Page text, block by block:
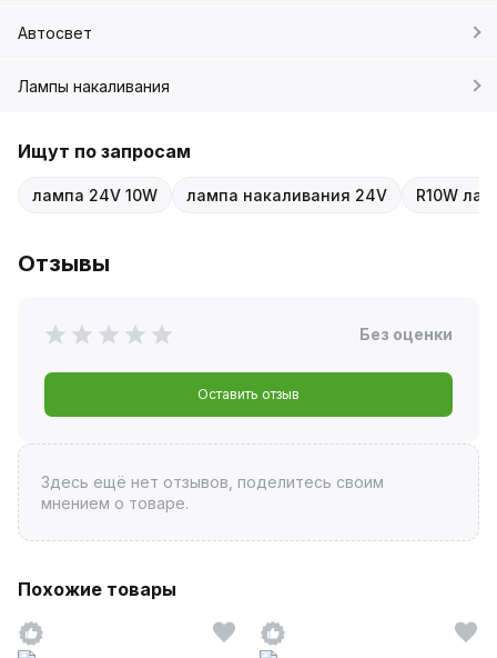
Автосвет
Лампы накаливания
Ищут по запросам
лампа 24V 10W лампа накаливания 24V R10W
Отзывы
Без оценки
Оставить отзыв
Здесь ещё нет отзывов, поделитесь своим
мнением о товаре.
Похожие товары